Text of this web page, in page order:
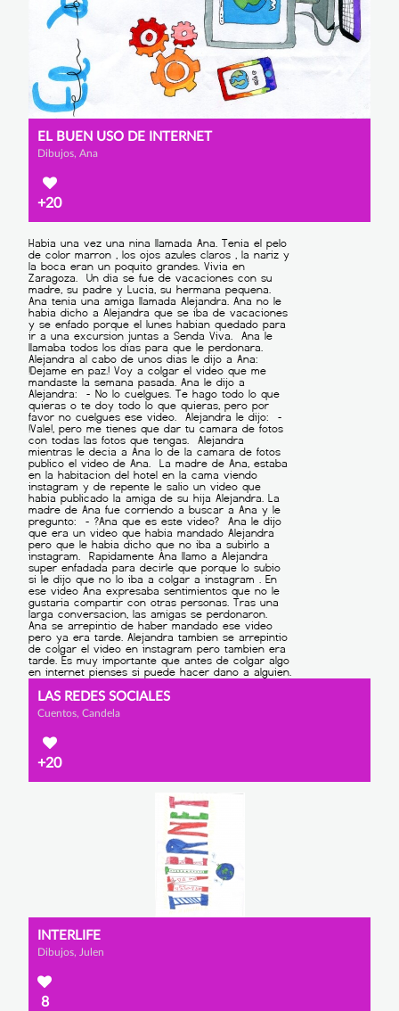
EL BUEN USO DE INTERNET
Dibujos, Ana
+20
LAS REDES SOCIALES
Cuentos, Candela
+20
INTERLIFE
Dibujos, Julen
8